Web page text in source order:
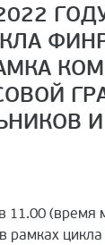
11.00 (время
рамках